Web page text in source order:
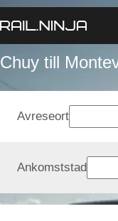
Chuy till
Avreseort
Ankomststad